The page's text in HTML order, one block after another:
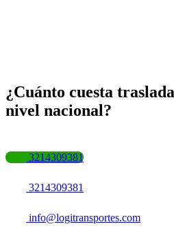
¿Cuánto cuesta
nivel nacional?
3214309381
3214309381
info@logitransportes.com